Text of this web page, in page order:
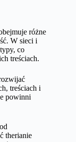
różne
W sieci i
co
treściach.
treściach i
powinni
therianie